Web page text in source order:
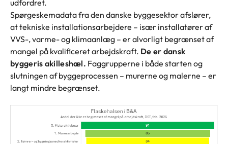
udfordret.
Spørgeskemadata fra den danske byggesektor afslører,
at tekniske installationsarbejdere – især installatører af
VVS-, varme- og klimaanlæg – er alvorligt begrænset af
mangel på kvalificeret arbejdskraft. De er dansk
byggeris akilleshæl. Faggrupperne i både starten og
slutningen af byggeprocessen – murerne og malerne – er
langt mindre begrænset.